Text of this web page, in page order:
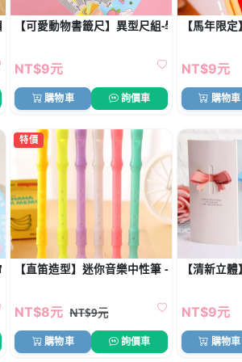
-矽膠頭原子筆
【可愛動物書籤尺】異型尺組-學生繪圖文具
NT$9元
購物車 詢價車
【馬年限
NT$9元
購物車
次貼手帳標籤
特價
【直笛造型】迷你音樂中性筆 - 0.5mm創意
NT$8元 NT$9元
購物車 詢價車
【清新立
NT$9元
購物車